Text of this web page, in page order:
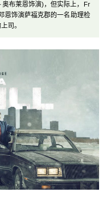
布莱恩饰演)，但实际上，Fr
恩饰演萨福克郡的一名助理检
司。